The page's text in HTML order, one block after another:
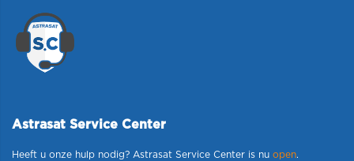
Astrasat Service Center
Heeft u onze hulp nodig? Astrasat Service Center is nu open.